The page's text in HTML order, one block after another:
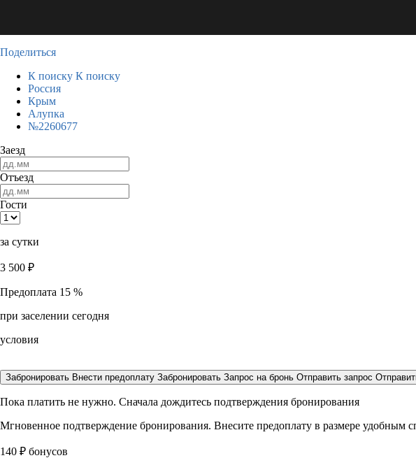
Поделиться
К поиску К поиску
Россия
Крым
Алупка
№2260677
Заезд
Отъезд
Гости
за сутки
3 500 ₽
Предоплата 15 %
при заселении сегодня
условия
Забронировать Внести предоплату Забронировать Запрос на бронь Отправить запрос
Пока платить не нужно. Сначала дождитесь подтверждения бронирования
Мгновенное подтверждение бронирования. Внесите предоплату в размере удобным
140 ₽ бонусов